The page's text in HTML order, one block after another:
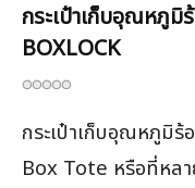
กระเป๋าเก็บอุณหภูมิ
BOXLOCK
กระเป๋าเก็บอุณหภูมิ
Box Tote หรือที่หลา